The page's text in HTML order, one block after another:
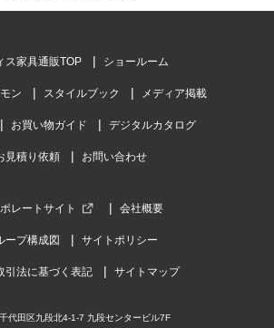
ス家具通販TOP ショールーム
ン スタイルブック メディア掲載
お買い物ガイド デジタルカタログ
見積り依頼 お問い合わせ
レートサイト 会社概要
ープ構成図 サイトポリシー
引法に基づく表記 サイトマップ
代田区九段北4-1-7 九段センタービル7F